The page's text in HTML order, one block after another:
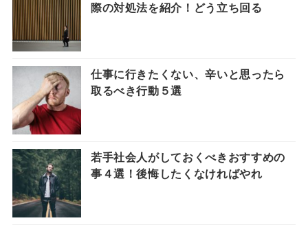
際の対処法を紹介！どう立ち回る
仕事に行きたくない、辛いと思ったら
取るべき行動５選
若手社会人がしておくべきおすすめの
事４選！後悔したくなければやれ